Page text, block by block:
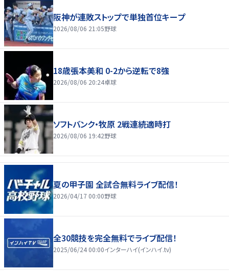
阪神が連敗ストップで単独首位キープ
2026/08/06 21:05野球
18歳張本美和 0-2から逆転で8強
2026/08/06 20:24卓球
ソフトバンク・牧原 2戦連続適時打
2026/08/06 19:42野球
夏の甲子園 全試合無料ライブ配信！
2026/04/17 00:00野球
全30競技を完全無料でライブ配信！
2025/06/24 00:00インターハイ(インハイ.tv)